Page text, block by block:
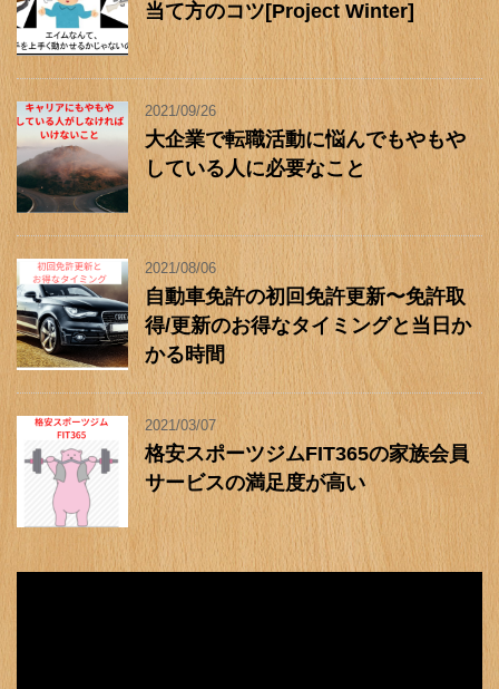
当て方のコツ[Project Winter]
2021/09/26
大企業で転職活動に悩んでもやもや
している人に必要なこと
2021/08/06
自動車免許の初回免許更新〜免許取
得/更新のお得なタイミングと当日か
かる時間
2021/03/07
格安スポーツジムFIT365の家族会員
サービスの満足度が高い